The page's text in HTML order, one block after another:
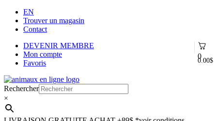
EN
Trouver un magasin
Contact
0
0.00$
DEVENIR MEMBRE
Mon compte
Favoris
Aller
à
la
navigation
Aller
au
contenu
Rechercher
×